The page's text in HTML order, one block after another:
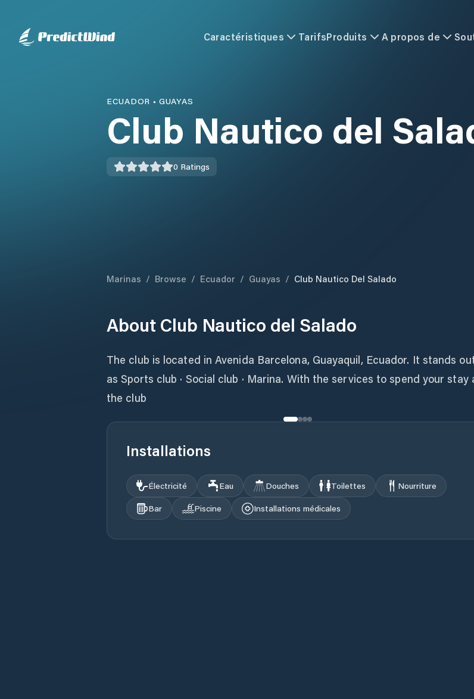
Caractéristiques TarifsProduits A propos de
ECUADOR •GUAYAS
Club Nautico del
0 Ratings
Marinas / Browse / Ecuador / Guayas / Club Nautico Del Salado
About Club Nautico del Salado
The club is located in Avenida Barcelona, Guayaquil, Ecuador. It stands
as Sports club · Social club · Marina. With the services to spend your stay
the club
Installations
Électricité Eau Douches Toilettes
Nourriture
Bar
Piscine Installations médicales